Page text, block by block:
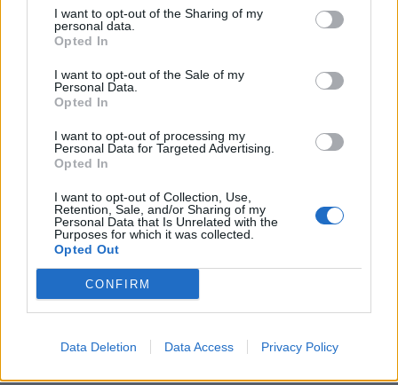
I want to opt-out of the Sharing of my
personal data.
Opted In
I want to opt-out of the Sale of my
Personal Data.
Opted In
I want to opt-out of processing my
Personal Data for Targeted Advertising.
Opted In
I want to opt-out of Collection, Use,
Retention, Sale, and/or Sharing of my
Personal Data that Is Unrelated with the
Purposes for which it was collected.
Opted Out
CONFIRM
Data Deletion Data Access Privacy Policy
τα συστήματα υγείας υπόκεινται επίσης σε
περιστατικά και απειλές στον κυβερνοχώρο.
δρομολογούμε ένα σχέδιο δράσης για να
διασφαλίσουμε ότι τα συστήματα
υγειονομικής περίθαλψης, τα ιδρύματα και τα
συνδεδεμένα ιατροτεχνολογικά προϊόντα είναι
θεραπεία, οπότε πρέπει να αποτρέψουμε τις
κυβερνοεπιθέσεις από το να συμβούν. Αλλά
αν συμβούν, πρέπει να έχουμε τα πάντα στη
θέση τους για να τις εντοπίσουμε και να
ανταποκριθούμε γρήγορα και να